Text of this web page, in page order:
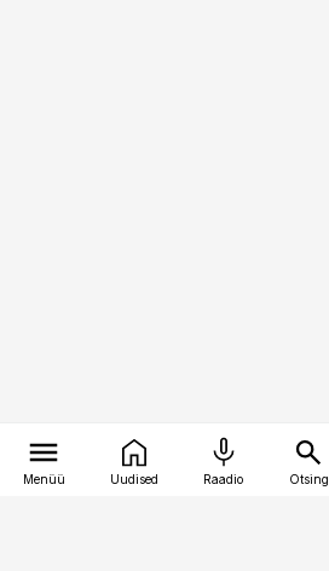
Menüü Uudised Raadio Otsing